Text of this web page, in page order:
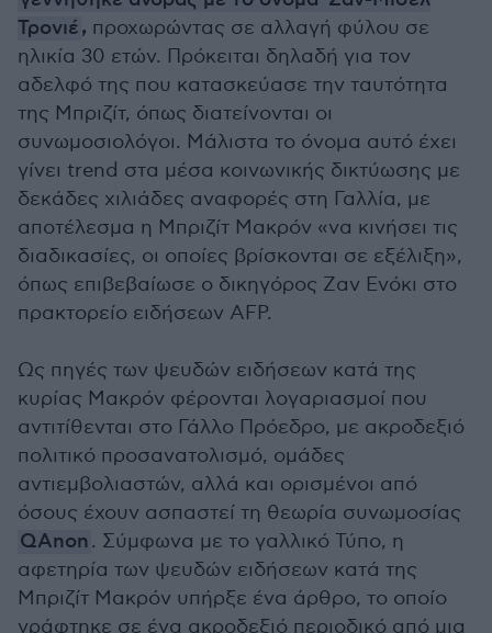
Τρονιέ, προχωρώντας σε αλλαγή φύλου σε
ηλικία 30 ετών. Πρόκειται δηλαδή για τον
αδελφό της που κατασκεύασε την ταυτότητα
της Μπριζίτ, όπως διατείνονται οι
συνωμοσιολόγοι. Μάλιστα το όνομα αυτό έχει
γίνει trend στα μέσα κοινωνικής δικτύωσης με
δεκάδες χιλιάδες αναφορές στη Γαλλία, με
αποτέλεσμα η Μπριζίτ Μακρόν «να κινήσει τις
διαδικασίες, οι οποίες βρίσκονται σε εξέλιξη»,
όπως επιβεβαίωσε ο δικηγόρος Ζαν Ενόκι στο
πρακτορείο ειδήσεων AFP.
Ως πηγές των ψευδών ειδήσεων κατά της
κυρίας Μακρόν φέρονται λογαριασμοί που
αντιτίθενται στο Γάλλο Πρόεδρο, με ακροδεξιό
πολιτικό προσανατολισμό, ομάδες
αντιεμβολιαστών, αλλά και ορισμένοι από
όσους έχουν ασπαστεί τη θεωρία συνωμοσίας
QAnon. Σύμφωνα με το γαλλικό Τύπο, η
αφετηρία των ψευδών ειδήσεων κατά της
Μπριζίτ Μακρόν υπήρξε ένα άρθρο, το οποίο
γράφτηκε σε ένα ακροδεξιό περιοδικό από μια